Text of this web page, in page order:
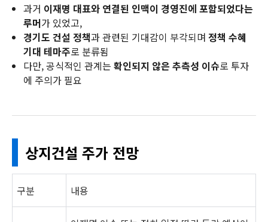
과거 이재명 대표와 연결된 인맥이 경영진에 포함되었다는
루머가 있었고,
경기도 건설 정책과 관련된 기대감이 부각되며 정책 수혜
기대 테마주로 분류됨
다만, 공식적인 관계는 확인되지 않은 추측성 이슈로 투자
에 주의가 필요
상지건설 주가 전망
구분 내용